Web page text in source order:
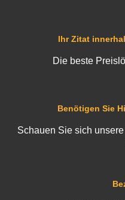
Benötigen Sie
Schauen Sie sich
Ihr Zitat
Die beste